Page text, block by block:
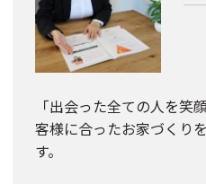
「出会った全ての人を笑
客様に合ったお家づくり
す。